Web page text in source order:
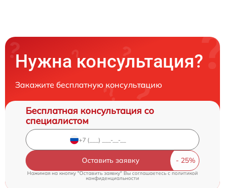
Нужна консультация?
Закажите бесплатную консультацию
Бесплатная консультация со
специалистом
Оставить заявку
Нажимая на кнопку "Оставить заявку" Вы соглашаетесь c политикой
конфиденциальности